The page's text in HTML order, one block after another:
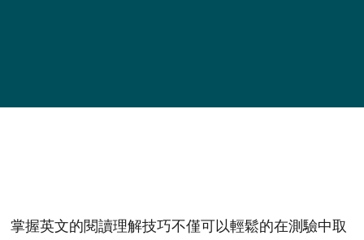
掌握英文的閱讀理解技巧不僅可以輕鬆的在測驗中取